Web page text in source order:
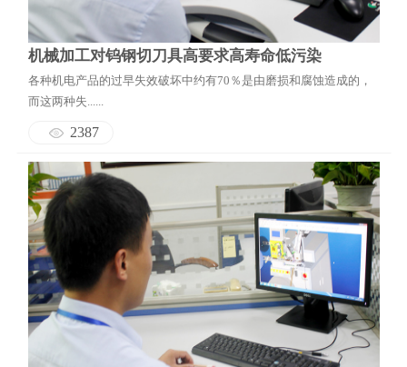
机械加工对钨钢切刀具高要求高寿命低污染
各种机电产品的过早失效破坏中约有70％是由磨损和腐蚀造成的，
而这两种失......
2387